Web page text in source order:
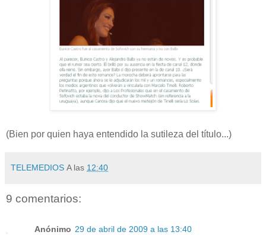
(Bien por quien haya entendido la sutileza del título...)
TELEMEDIOS A las 12:40
9 comentarios:
Anónimo 29 de abril de 2009 a las 13:40